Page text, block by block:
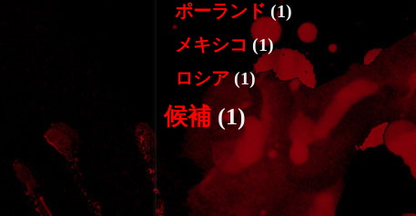
ポーランド (1)
メキシコ (1)
ロシア(1)
候補(1)